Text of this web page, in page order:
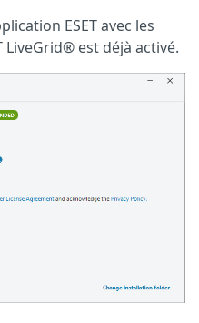
ESET avec les
LiveGrid® est déjà activé.